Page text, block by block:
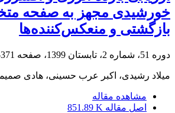
خورشیدی مجهز به صفحه
بازگشتی و منعکس‌کننده‌ها
دوره 51، شماره 2، تابستان 1399، صفحه 371-384
میلاد رشیدی، اکبر عرب حسینی، هادی
مشاهده مقاله
اصل مقاله 851.89 K